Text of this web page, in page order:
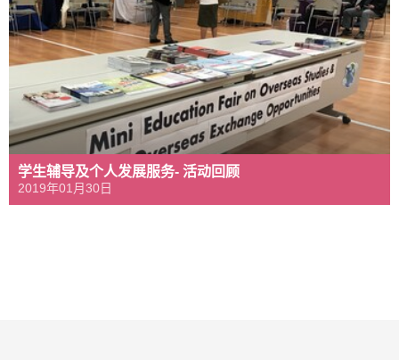
学生辅导及个人发展服务- 活动回顾
2019年01月30日